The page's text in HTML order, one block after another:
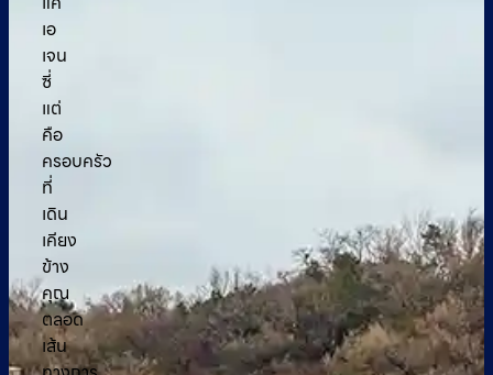
เอ
เจน
ซี่
แต่
คือ
ครอบครัว
ที่
เดิน
เคียง
ข้าง
คุณ
ตลอด
เส้น